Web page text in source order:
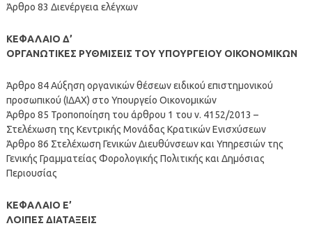
Άρθρο 83 Διενέργεια ελέγχων
ΚΕΦΑΛΑΙΟ Δ’
ΟΡΓΑΝΩΤΙΚΕΣ ΡΥΘΜΙΣΕΙΣ ΤΟΥ ΥΠΟΥΡΓΕΙΟΥ ΟΙΚΟΝΟΜΙΚΩΝ
Άρθρο 84 Αύξηση οργανικών θέσεων ειδικού επιστημονικού
προσωπικού (ΙΔΑΧ) στο Υπουργείο Οικονομικών
Άρθρο 85 Τροποποίηση του άρθρου 1 του ν. 4152/2013 –
Στελέχωση της Κεντρικής Μονάδας Κρατικών Ενισχύσεων
Άρθρο 86 Στελέχωση Γενικών Διευθύνσεων και Υπηρεσιών της
Γενικής Γραμματείας Φορολογικής Πολιτικής και Δημόσιας
Περιουσίας
ΚΕΦΑΛΑΙΟ Ε’
ΛΟΙΠΕΣ ΔΙΑΤΑΞΕΙΣ